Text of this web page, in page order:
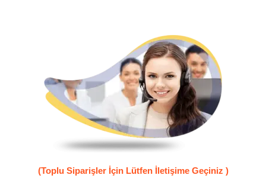
(Toplu Siparişler İçin Lütfen İletişime Geçiniz )